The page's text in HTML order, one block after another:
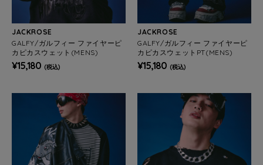
JACKROSE
GALFY/ガルフィー ファイヤーピ
カピカスウェット(MENS)
¥15,180 (税込)
JACKROSE
GALFY/ガルフィー ファイヤーピ
カピカスウェットPT(MENS)
¥15,180 (税込)